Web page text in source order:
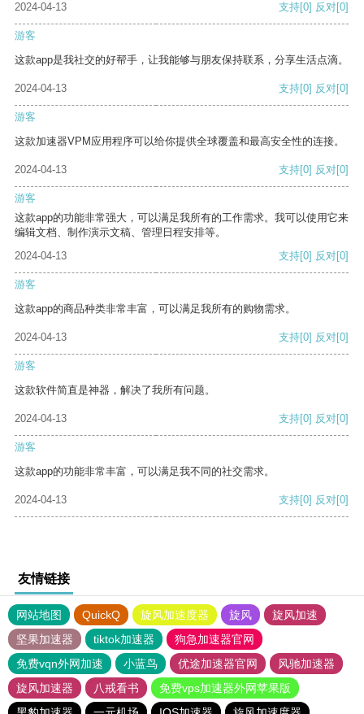
2024-04-13
支持[0] 反对[0]
游客
这款app是我社交的好帮手，让我能够与朋友保持联系，分享生活点滴。
2024-04-13 支持[0] 反对[0]
游客
这款加速器VPM应用程序可以给你提供全球覆盖和最高安全性的连接。
2024-04-13 支持[0] 反对[0]
游客
这款app的功能非常强大，可以满足我所有的工作需求。我可以使用它来
编辑文档、制作演示文稿、管理日程安排等。
2024-04-13
支持[0] 反对[0]
游客
这款app的商品种类非常丰富，可以满足我所有的购物需求。
2024-04-13 支持[0] 反对[0]
游客
这款软件简直是神器，解决了我所有问题。
2024-04-13 支持[0] 反对[0]
游客
这款app的功能非常丰富，可以满足我不同的社交需求。
2024-04-13 支持[0] 反对[0]
友情链接
网站地图 QuickQ 旋风加速度器 旋风
旋风加速
坚果加速器
tiktok加速器
狗急加速器官网
免费vqn外网加速
小蓝鸟 优途加速器官网
风驰加速器
旋风加速器
八戒看书
免费vps加速器外网苹果版